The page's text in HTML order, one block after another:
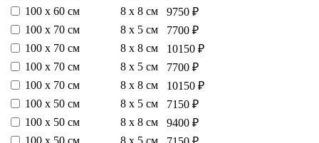
100 х 60 см
8 х 8 см
9750 ₽
100 х 70 см
8 х 5 см
7700 ₽
100 х 70 см
8 х 8 см
10150 ₽
100 х 70 см
8 х 5 см
7700 ₽
100 х 70 см
8 х 8 см
10150 ₽
100 х 50 см
8 х 5 см
7150 ₽
100 х 50 см
8 х 8 см
9400 ₽
100 х 50 см
8 х 5 см